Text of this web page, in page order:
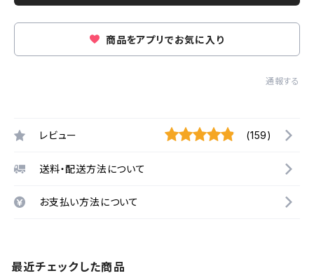
商品をアプリでお気に入り
通報する
レビュー (159)
送料・配送方法について
お支払い方法について
最近チェックした商品